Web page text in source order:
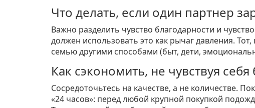
Что делать, если один партнер
Важно разделить чувство благодарности и
должен использовать это как рычаг давления.
семью другими способами (быт, дети,
Как сэкономить, не чувствуя
Сосредоточьтесь на качестве, а не количестве.
«24 часов»: перед любой крупной покупкой